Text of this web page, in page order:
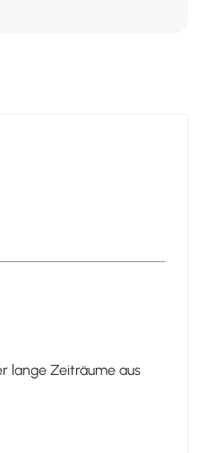
lange Zeiträume aus